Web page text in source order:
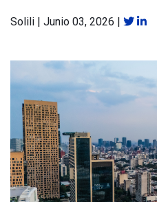
Solili | Junio 03, 2026 |